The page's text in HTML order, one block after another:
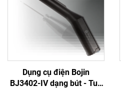
Dụng cụ điện Bojin
BJ3402-IV dạng bút - Tua